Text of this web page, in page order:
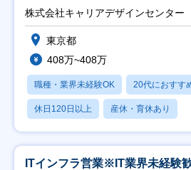
株式会社キャリアデザインセンター
東京都
408万~408万
職種・業界未経験OK 20代におすす
休日120日以上 産休・育休あり
ITインフラ営業※IT業界未経験